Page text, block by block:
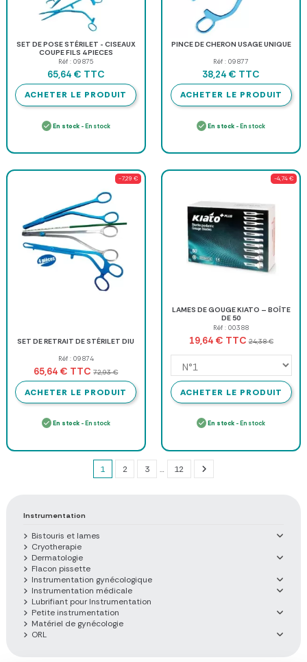
SET DE POSE STÉRILET - CISEAUX
COUPE FILS 4 PIECES
Réf : 09875
65,64 € TTC
ACHETER LE PRODUIT
En stock- En stock
PINCE DE CHERON USAGE UNIQUE
Réf : 09877
38,24 € TTC
ACHETER LE PRODUIT
En stock - En stock
-7,29 €
SET DE RETRAIT DE STÉRILET DIU
Réf : 09874
65,64 € TTC 72,93 €
ACHETER LE PRODUIT
En stock- En stock
-4,74 €
LAMES DE GOUGE KIATO – BOÎTE
DE 50
Réf : 00388
19,64 € TTC 24,38 €
ACHETER LE PRODUIT
En stock - En stock
1 2 3 … 12
Instrumentation
Bistouris et lames
Cryotherapie
Dermatologie
Flacon pissette
Instrumentation gynécologique
Instrumentation médicale
Lubrifiant pour Instrumentation
Petite instrumentation
Matériel de gynécologie
ORL